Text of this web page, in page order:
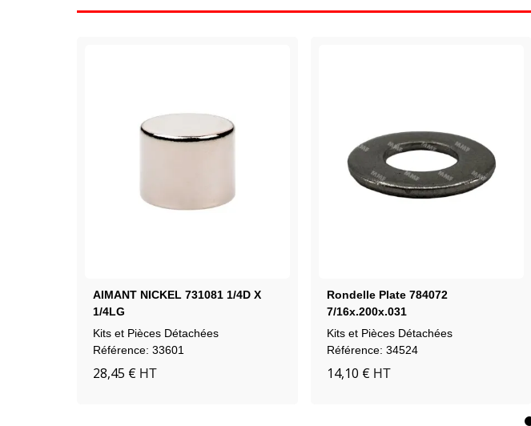
AIMANT NICKEL 731081 1/4D X
1/4LG
Kits et Pièces Détachées
Référence: 33601
28,45 € HT
Rondelle Plate 784072
7/16x.200x.031
Kits et Pièces Détachées
Référence: 34524
14,10 € HT